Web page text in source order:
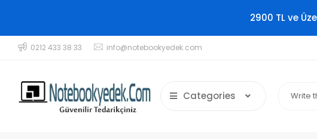
2900 TL ve
0212 433 38 33 info@notebookyedek.com
Categories